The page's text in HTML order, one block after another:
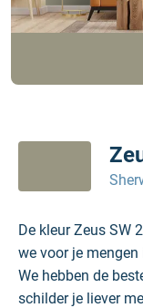
De kleur Zeus SW
we voor je
We hebben de
schilder je liever